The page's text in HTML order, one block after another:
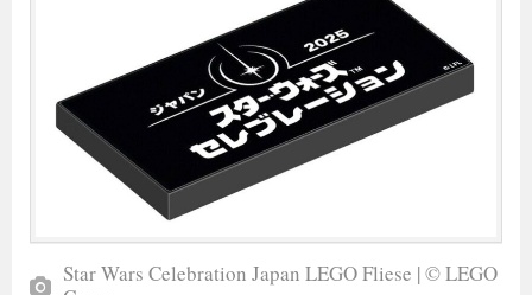
Star Wars Celebration Japan LEGO Fliese | © LEGO